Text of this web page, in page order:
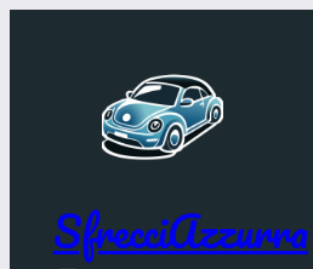
SfrecciAzzurra